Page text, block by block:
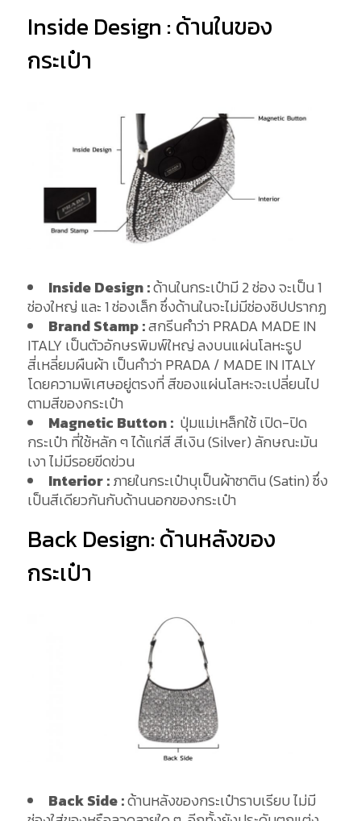
Inside Design : ด้านในของ
กระเป๋า
Inside Design :ด้านในกระเป๋ามี 2 ช่อง จะเป็น 1
ช่องใหญ่ และ 1 ช่องเล็ก ซึ่งด้านในจะไม่มีช่องซิปปรากฏ
Brand Stamp :สกรีนคำว่า PRADA MADE IN
ITALY เป็นตัวอักษรพิมพ์ใหญ่ ลงบนแผ่นโลหะรูป
สี่เหลี่ยมผืนผ้า เป็นคำว่า PRADA / MADE IN ITALY
โดยความพิเศษอยู่ตรงที่ สีของแผ่นโลหะจะเปลี่ยนไป
ตามสีของกระเป๋า
Magnetic Button : ปุ่มแม่เหล็กใช้ เปิด-ปิด
กระเป๋า ที่ใช้หลัก ๆ ได้แก่สี สีเงิน (Silver) ลักษณะมัน
เงา ไม่มีรอยขีดข่วน
Interior :ภายในกระเป๋าบุเป็นผ้าซาติน (Satin) ซึ่ง
เป็นสีเดียวกันกับด้านนอกของกระเป๋า
Back Design: ด้านหลังของ
กระเป๋า
Back Side :ด้านหลังของกระเป๋าราบเรียบ ไม่มี